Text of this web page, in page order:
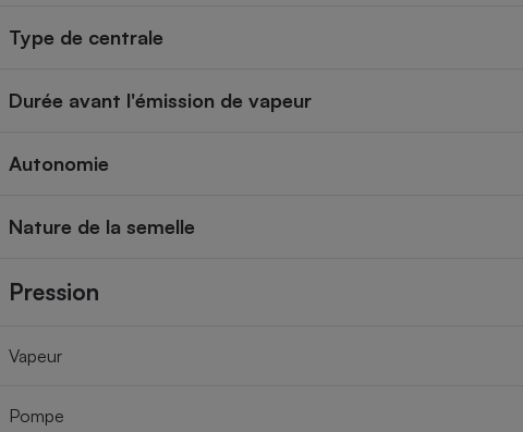
Type de centrale
Durée avant l'émission de vapeur
Autonomie
Nature de la semelle
Pression
Vapeur
Pompe